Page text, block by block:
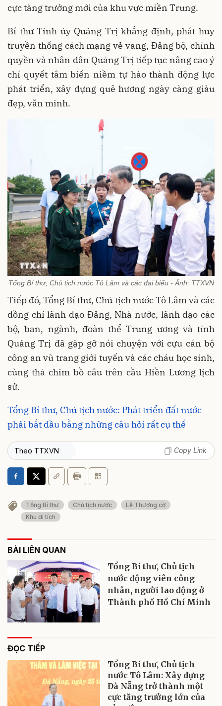
cực tăng trưởng mới của khu vực miền Trung.
Bí thư Tỉnh ủy Quảng Trị khẳng định, phát huy
truyền thống cách mạng vẻ vang, Đảng bộ, chính
quyền và nhân dân Quảng Trị tiếp tục nâng cao ý
chí quyết tâm biến niềm tự hào thành động lực
phát triển, xây dựng quê hương ngày càng giàu
đẹp, văn minh.
Tổng Bí thư, Chủ tịch nước Tô Lâm và các đại biểu - Ảnh: TTXVN
Tiếp đó, Tổng Bí thư, Chủ tịch nước Tô Lâm và các
đồng chí lãnh đạo Đảng, Nhà nước, lãnh đạo các
bộ, ban, ngành, đoàn thể Trung ương và tỉnh
Quảng Trị đã gặp gỡ nói chuyện với cựu cán bộ
công an vũ trang giới tuyến và các cháu học sinh,
cùng thả chim bồ câu trên cầu Hiền Lương lịch
sử.
Tổng Bí thư, Chủ tịch nước: Phát triển đất nước
phải bắt đầu bằng những câu hỏi rất cụ thể
Theo TTXVN Copy Link
Tổng Bí thư Chủ tịch nước
Lễ Thượng cờ
Khu di tích
BÀI LIÊN QUAN
Tổng Bí thư, Chủ tịch
nước động viên công
nhân, người lao động ở
Thành phố Hồ Chí Minh
ĐỌC TIẾP
Tổng Bí thư, Chủ tịch
nước Tô Lâm: Xây dựng
Đà Nẵng trở thành một
cực tăng trưởng lớn của